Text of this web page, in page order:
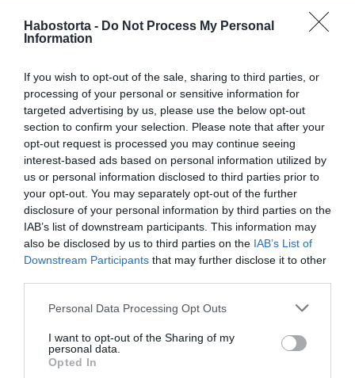
Habostorta - Do Not Process My Personal
Information
If you wish to opt-out of the sale, sharing to third parties, or
processing of your personal or sensitive information for
targeted advertising by us, please use the below opt-out
section to confirm your selection. Please note that after your
opt-out request is processed you may continue seeing
interest-based ads based on personal information utilized by
us or personal information disclosed to third parties prior to
your opt-out. You may separately opt-out of the further
disclosure of your personal information by third parties on the
IAB’s list of downstream participants. This information may
also be disclosed by us to third parties on the IAB’s List of
Downstream Participants that may further disclose it to other
Please note that this website/app uses one or more Google
not limited to your visit or usage behaviour. You may click to
grant or deny consent to Google and its third-party tags to
use your data for below specified purposes in below Google
Personal Data Processing Opt Outs
I want to opt-out of the Sharing of my
personal data.
Opted In
egy korábbi interjúban. – Nő bennem a feszültség,
nehogy valami történjen a színpadon, nehogy
mennék! Megmondom őszintén, nem tudok munka
nélkül meglenni. A polgári foglalkozású barátaim azzal a
felkiáltással fejezték be a pályafutásukat, hogy végre
elérték a megfelelő kort, elegük van, majd két hónap
múlva unatkozni kezdtek. A színészet hivatás. Ha egy
hétig nem játszom, vágyom a deszkákra.
Megosztás: Facebook Twitter Pinterest
Címkék: nyaralás,Trokán Péter,Trokán Nóra, apa,
Korábbi bejegyzések Következő bejegyzés
HASONLÓ BEJEGYZÉSEK